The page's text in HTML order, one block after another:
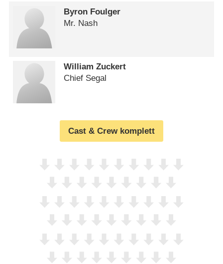
Byron Foulger
Mr. Nash
William Zuckert
Chief Segal
Cast & Crew komplett